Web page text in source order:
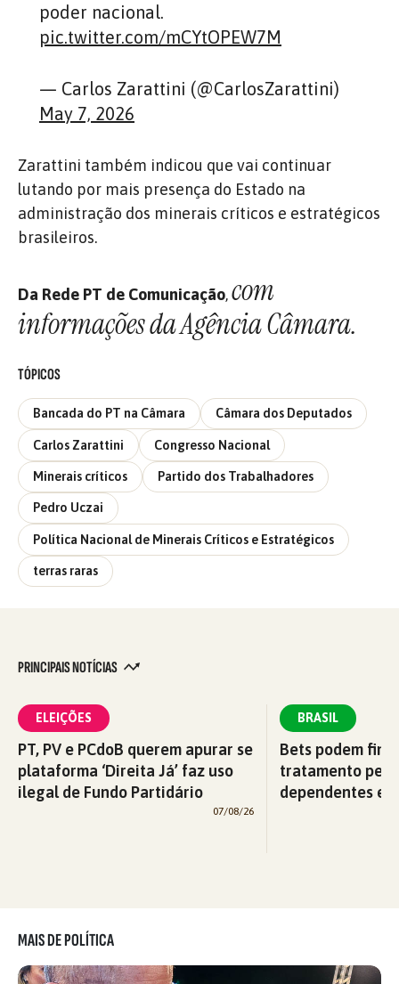
poder nacional.
pic.twitter.com/mCYtOPEW7M
— Carlos Zarattini (@CarlosZarattini)
May 7, 2026
Zarattini também indicou que vai continuar
lutando por mais presença do Estado na
administração dos minerais críticos e estratégicos
brasileiros.
Da Rede PT de Comunicação,com
informações da Agência Câmara.
TÓPICOS
Bancada do PT na Câmara Câmara dos Deputados
Carlos Zarattini Congresso Nacional
Minerais críticos Partido dos Trabalhadores
Pedro Uczai
Política Nacional de Minerais Críticos e Estratégicos
terras raras
PRINCIPAIS NOTÍCIAS
ELEIÇÕES
PT, PV e PCdoB querem apurar se
plataforma ‘Direita Já’ faz uso
ilegal de Fundo Partidário
07/08/26
BRASIL
Bets podem
tratamento pelo
dependentes
MAIS DE POLÍTICA